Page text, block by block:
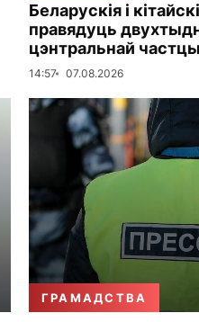
Беларускія і
правядуць
цэнтральнай
14:57 07.08.2026
ГРАМАДСТВА